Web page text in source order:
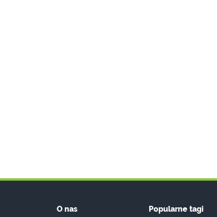
O nas Popularne tagi